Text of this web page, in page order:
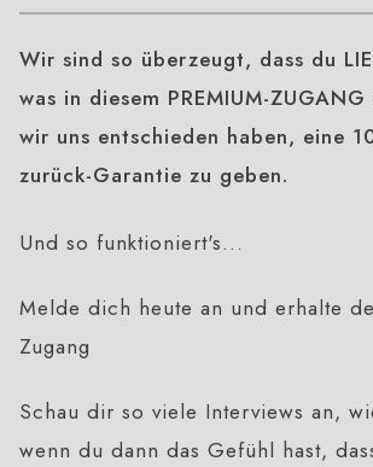
Wir sind so überzeugt, dass du
was in diesem PREMIUM-
wir uns entschieden haben, eine
zurück-Garantie zu geben.
Und so funktioniert's...
Melde dich heute an und erhalte
Zugang
Schau dir so viele Interviews an,
wenn du dann das Gefühl hast,